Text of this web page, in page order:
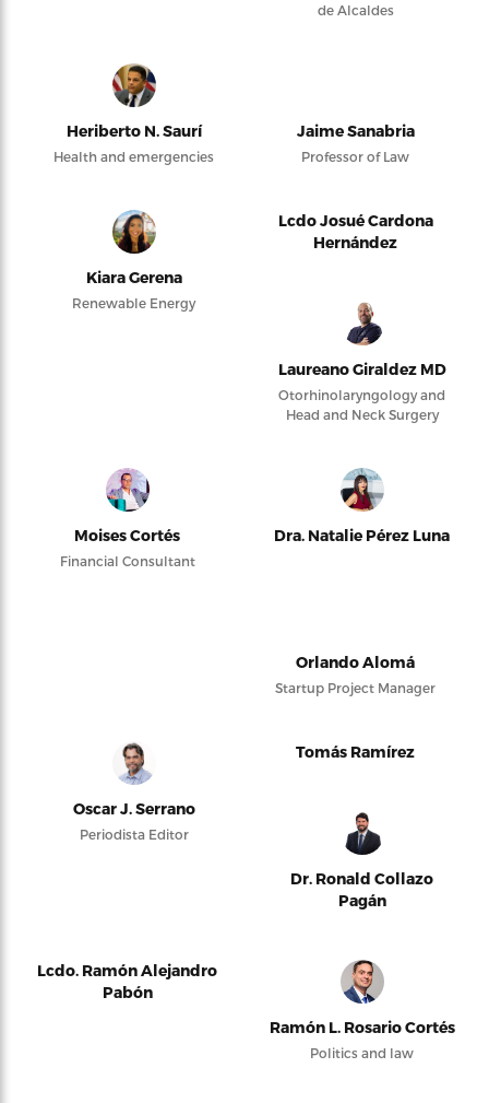
de Alcaldes
Heriberto N. Saurí
Health and emergencies
Jaime Sanabria
Professor of Law
Kiara Gerena
Renewable Energy
Lcdo Josué Cardona
Hernández
Laureano Giraldez MD
Otorhinolaryngology and
Head and Neck Surgery
Moises Cortés
Financial Consultant
Dra. Natalie Pérez Luna
Orlando Alomá
Startup Project Manager
Oscar J. Serrano
Periodista Editor
Tomás Ramírez
Dr. Ronald Collazo
Pagán
Lcdo. Ramón Alejandro
Pabón
Ramón L. Rosario Cortés
Politics and law